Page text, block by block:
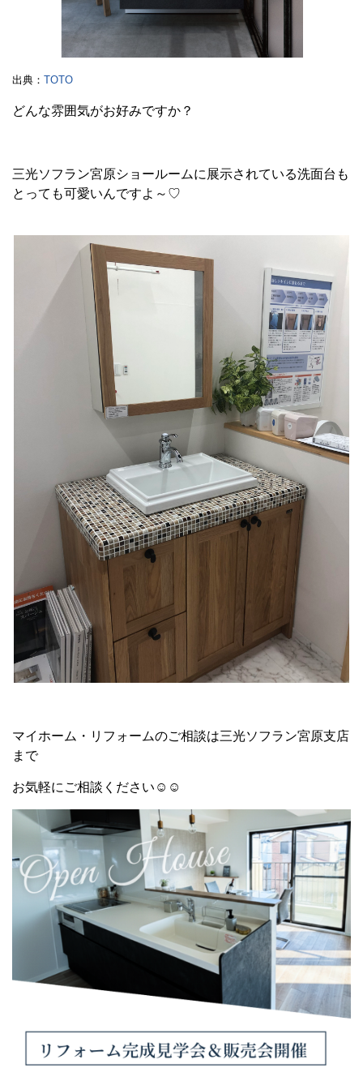
出典： TOTO
どんな雰囲気がお好みですか？
三光ソフラン宮原ショールームに展示されている洗面台も
とっても可愛いんですよ～♡
マイホーム・リフォームのご相談は三光ソフラン宮原支店
まで
お気軽にご相談ください☺☺